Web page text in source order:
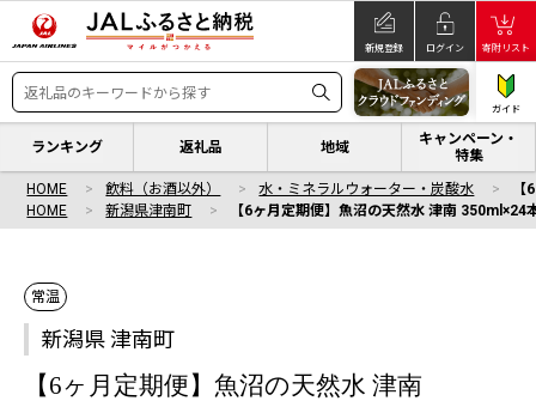
新規登録 ログイン 寄附リスト
ガイド
ランキング 返礼品 地域
キャンペーン・
特集
HOME 飲料（お酒以外） 水・ミネラルウォーター・炭酸水
HOME
新潟県津南町 【6ヶ月定期便】魚沼の天然水 津南 350ml×24
常温
新潟県 津南町
【6ヶ月定期便】魚沼の天然水 津南